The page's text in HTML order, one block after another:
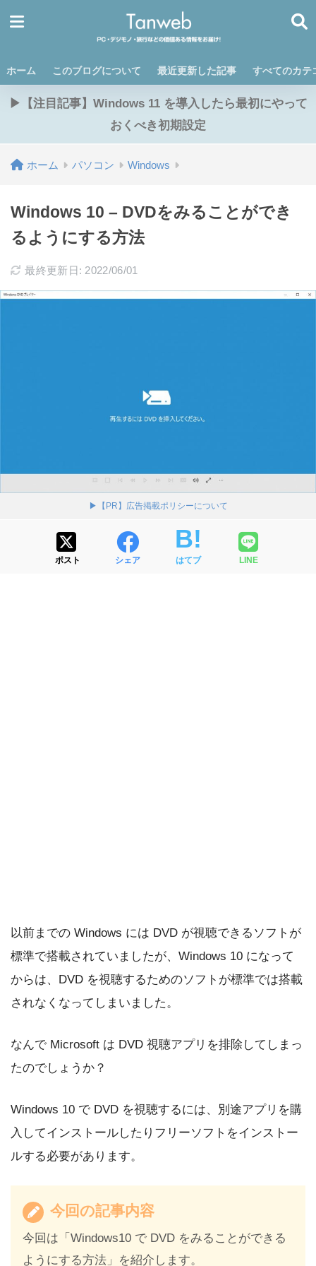
ホーム このブログについて 最近更新した記事 すべてのカテ
▶【注目記事】Windows 11 を導入したら最初にやって
おくべき初期設定
ホーム パソコン Windows
Windows 10 – DVDをみることができ
るようにする方法
最終更新日: 2022/06/01
▶【PR】広告掲載ポリシーについて
ポスト シェア はてブ LINE
以前までの Windows には DVD が視聴できるソフトが
標準で搭載されていましたが、Windows 10 になって
からは、DVD を視聴するためのソフトが標準では搭載
されなくなってしまいました。
なんで Microsoft は DVD 視聴アプリを排除してしまっ
たのでしょうか？
Windows 10 で DVD を視聴するには、別途アプリを購
入してインストールしたりフリーソフトをインストー
ルする必要があります。
今回の記事内容
今回は「Windows10 で DVD をみることができる
ようにする方法」を紹介します。